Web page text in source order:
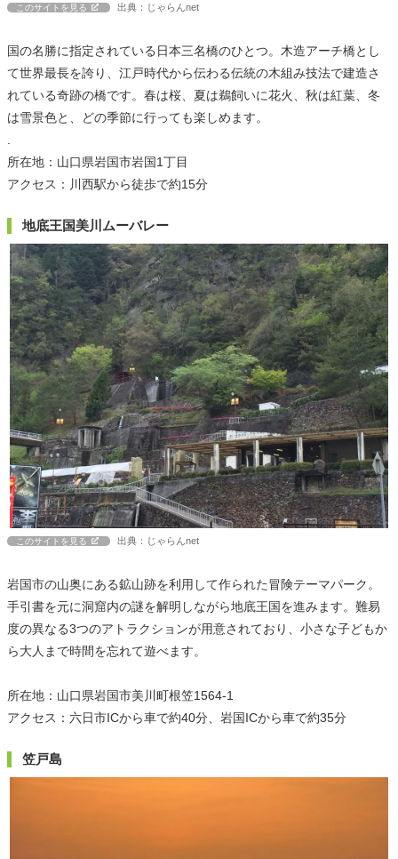
このサイトを見る 出典：じゃらんnet
国の名勝に指定されている日本三名橋のひとつ。木造アーチ橋とし
て世界最長を誇り、江戸時代から伝わる伝統の木組み技法で建造さ
れている奇跡の橋です。春は桜、夏は鵜飼いに花火、秋は紅葉、冬
は雪景色と、どの季節に行っても楽しめます。
所在地：山口県岩国市岩国1丁目
アクセス：川西駅から徒歩で約15分
地底王国美川ムーバレー
このサイトを見る 出典：じゃらんnet
岩国市の山奥にある鉱山跡を利用して作られた冒険テーマパーク。
手引書を元に洞窟内の謎を解明しながら地底王国を進みます。難易
度の異なる3つのアトラクションが用意されており、小さな子どもか
ら大人まで時間を忘れて遊べます。
所在地：山口県岩国市美川町根笠1564-1
アクセス：六日市ICから車で約40分、岩国ICから車で約35分
笠戸島